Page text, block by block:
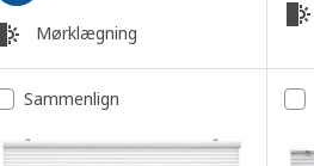
Mørklægning
Sammenlign